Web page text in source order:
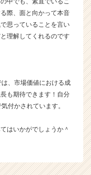
際、面と向かって本音
思っていることを言い
理解してくれるのです
、市場価値における成
も期待できます！自分
付かされています。
はいかがでしょうか＾